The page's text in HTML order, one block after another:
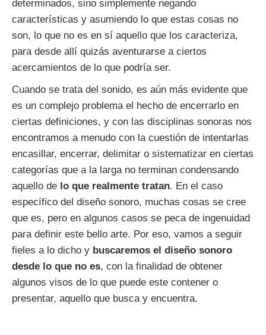
determinados, sino simplemente negando
características y asumiendo lo que estas cosas no
son, lo que no es en sí aquello que los caracteriza,
para desde allí quizás aventurarse a ciertos
acercamientos de lo que podría ser.
Cuando se trata del sonido, es aún más evidente que
es un complejo problema el hecho de encerrarlo en
ciertas definiciones, y con las disciplinas sonoras nos
encontramos a menudo con la cuestión de intentarlas
encasillar, encerrar, delimitar o sistematizar en ciertas
categorías que a la larga no terminan condensando
aquello de lo que realmente tratan. En el caso
específico del diseño sonoro, muchas cosas se cree
que es, pero en algunos casos se peca de ingenuidad
para definir este bello arte. Por eso, vamos a seguir
fieles a lo dicho y buscaremos el diseño sonoro
desde lo que no es, con la finalidad de obtener
algunos visos de lo que puede este contener o
presentar, aquello que busca y encuentra.